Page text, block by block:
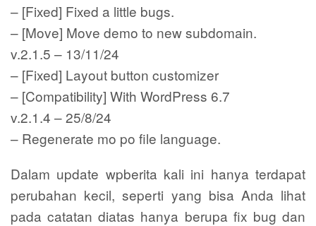
– [Fixed] Fixed a little bugs.
– [Move] Move demo to new subdomain.
v.2.1.5 – 13/11/24
– [Fixed] Layout button customizer
– [Compatibility] With WordPress 6.7
v.2.1.4 – 25/8/24
– Regenerate mo po file language.
Dalam update wpberita kali ini hanya terdapat
perubahan kecil, seperti yang bisa Anda lihat
pada catatan diatas hanya berupa fix bug dan